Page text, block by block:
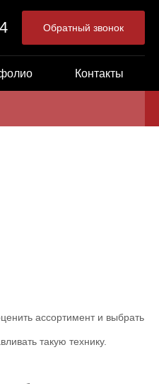
Обратный звонок
Контакты
ассортимент и выбрать
такую технику.